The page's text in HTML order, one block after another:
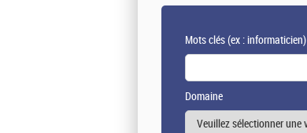
Mots clés(ex : informaticien)
Domaine